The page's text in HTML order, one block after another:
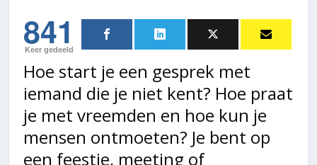
841
Keer gedeeld
Hoe start je een gesprek met
iemand die je niet kent? Hoe praat
je met vreemden en hoe kun je
mensen ontmoeten? Je bent op
een feestje, meeting of